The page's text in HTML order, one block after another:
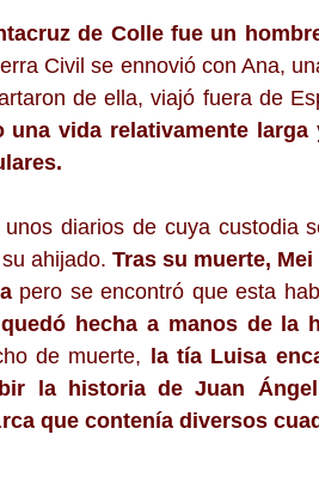
de Colle fue un
Civil se ennovió con Ana,
de ella, viajó fuera de
una vida relativamente
diarios de cuya custodia
ahijado. Tras su muerte,
pero se encontró que esta
hecha a manos de la
de muerte, la tía Luisa
la historia de Juan
que contenía diversos